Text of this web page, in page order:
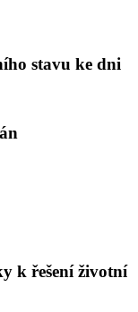
stavu ke dni
k řešení životní